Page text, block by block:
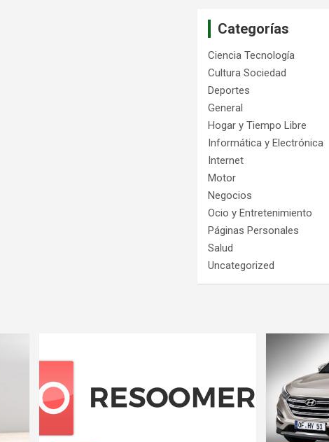
Categorías
Ciencia Tecnología
Cultura Sociedad
Deportes
General
Hogar y Tiempo Libre
Informática y Electrónica
Internet
Motor
Negocios
Ocio y Entretenimiento
Páginas Personales
Salud
Uncategorized